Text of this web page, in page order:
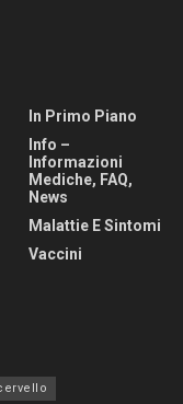
In Primo Piano
Info –
Informazioni
Mediche, FAQ,
News
Malattie E Sintomi
Vaccini